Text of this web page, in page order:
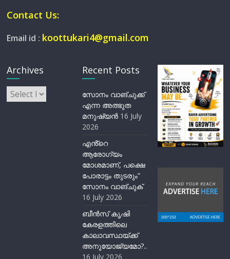
Contact Us:
Email id : koottukari4@gmail.com
Archives
Archives
Recent Posts
സോനം വാങ്ചുക്ക്
എന്ന അത്ഭുത
മനുഷ്യന്‍ 16 July
2026
എൻ്റെ
ആരോഗ്യം
മോശമാണ്, പക്ഷെ
പോരാട്ടം തുടരും”
സോനം വാങ്ചുക്
16 July 2026
ബീന്‍സ് കൃഷി
കേരളത്തിലെ
കാലാവസ്ഥയ്ക്ക്
അനുയോജ്യമോ?..
16 July 2026